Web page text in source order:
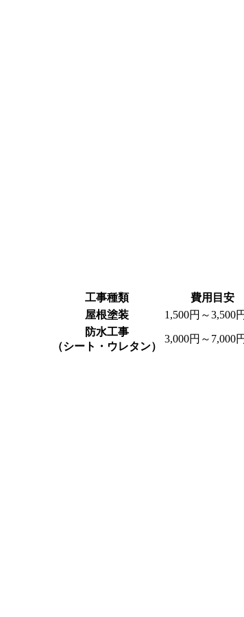
工事種類
費用目安
屋根塗装
1,500円～3,500
防水工事
（シート・ウレタン）
3,000円～7,000